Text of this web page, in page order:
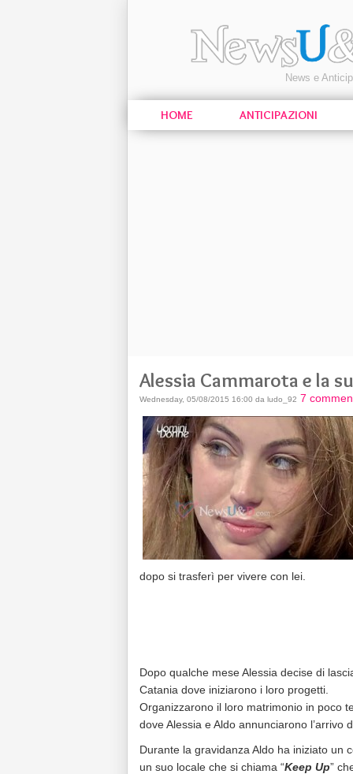
News e
HOME ANTICIPAZIONI
Alessia Cammarota e la
Wednesday, 05/08/2015 16:00 da ludo_92 7
dopo si trasferì per vivere con lei.
Dopo qualche mese Alessia decise di
Catania dove iniziarono i loro progetti.
Organizzarono il loro matrimonio in poco
dove Alessia e Aldo annunciarono l’arrivo
Durante la gravidanza Aldo ha iniziato un
un suo locale che si chiama “Keep Up”